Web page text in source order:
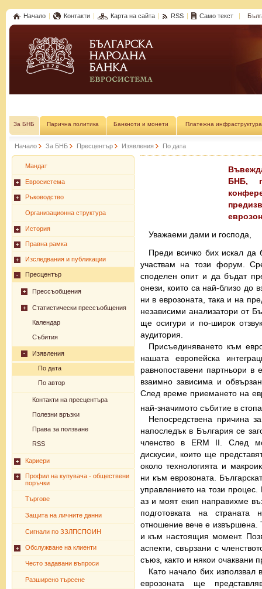
Начало Контакти Карта на сайта RSS Само текст
За БНБ Парична политика Банкноти и монети Платежна инфраструктура
Начало За БНБ Пресцентър Изявления По дата
Мандат
Евросистема
Ръководство
Организационна структура
История
Правна рамка
Изследвания и публикации
Пресцентър
Прессъобщения
Статистически прессъобщения
Календар
Събития
Изявления
По дата
По автор
Контакти на пресцентъра
Полезни връзки
Права за ползване
RSS
Кариери
Профил на купувача - обществени
поръчки
Търгове
Защита на личните данни
Сигнали по ЗЗЛПСПОИН
Обслужване на клиенти
Често задавани въпроси
Разширено търсене
БНБ,
Уважаеми дами и господа,
Преди всичко бих искал да
участвам на този форум.
споделен опит и да бъдат
онези, които са най-близо до
ни в еврозоната, така и на
независими анализатори от
ще осигури и по-широк
аудитория.
Присъединяването към
нашата европейска
равнопоставени партньори в
взаимно зависима и
След време приемането на
най-значимото събитие в
Непосредствена причина
напоследък в България се
членство в ERM II. След
дискусии, които ще
около технологията и
ни към еврозоната.
управлението на този
аз и моят екип направихме
подготовката на
отношение вече е извършена.
и към настоящия момент.
аспекти, свързани с
съюз, както и някои очаквани
Като начало бих използвал
еврозоната ще